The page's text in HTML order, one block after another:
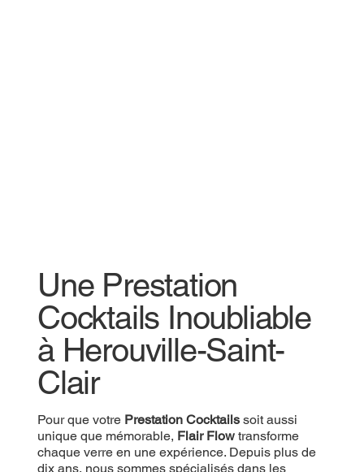
Une Prestation
Cocktails Inoubliable
à Herouville-Saint-
Clair
Pour que votre Prestation Cocktailssoit aussi
unique que mémorable, Flair Flowtransforme
chaque verre en une expérience. Depuis plus de
dix ans, nous sommes spécialisés dans les